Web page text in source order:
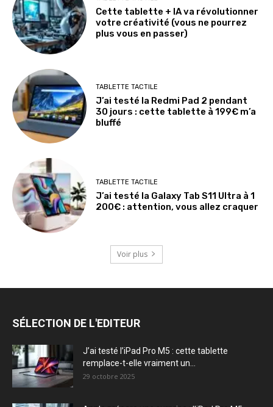
Cette tablette + IA va révolutionner
votre créativité (vous ne pourrez
plus vous en passer)
TABLETTE TACTILE
J’ai testé la Redmi Pad 2 pendant
30 jours : cette tablette à 199€ m’a
bluffé
TABLETTE TACTILE
J’ai testé la Galaxy Tab S11 Ultra à 1
200€ : attention, vous allez craquer
Voir plus
SÉLECTION DE L'EDITEUR
J’ai testé l’iPad Pro M5 : cette tablette
remplace-t-elle vraiment un...
29 octobre 2025